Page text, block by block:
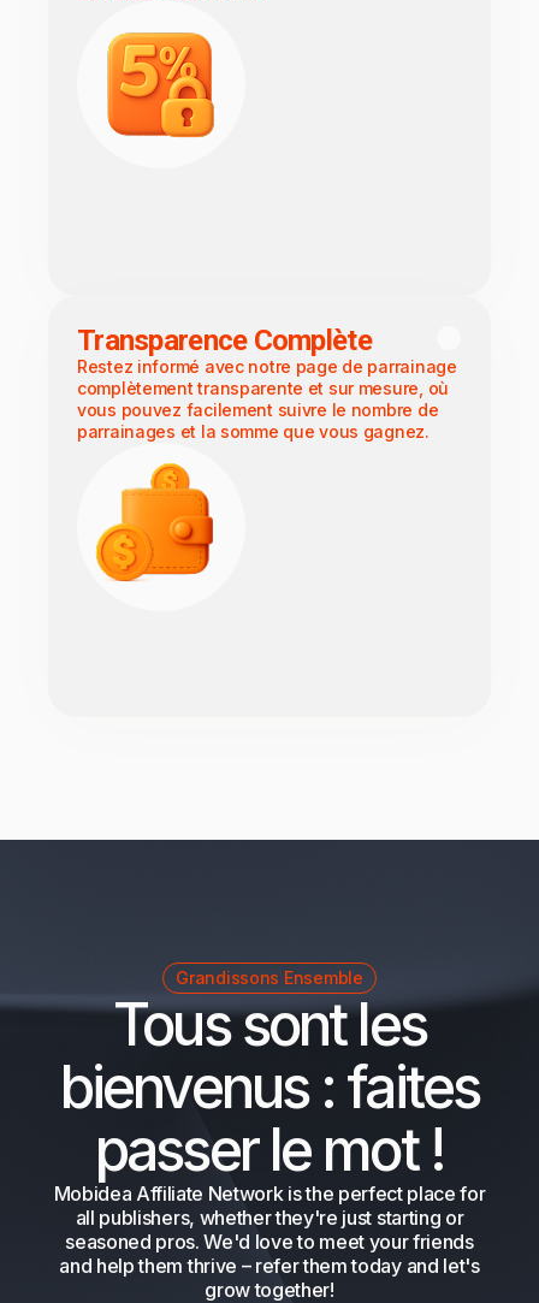
Transparence Complète
Restez informé avec notre page de parrainage
complètement transparente et sur mesure, où
vous pouvez facilement suivre le nombre de
parrainages et la somme que vous gagnez.
Grandissons Ensemble
Tous sont les
bienvenus : faites
passer le mot !
Mobidea Affiliate Network is the perfect place for
all publishers, whether they're just starting or
seasoned pros. We'd love to meet your friends
and help them thrive – refer them today and let's
grow together!